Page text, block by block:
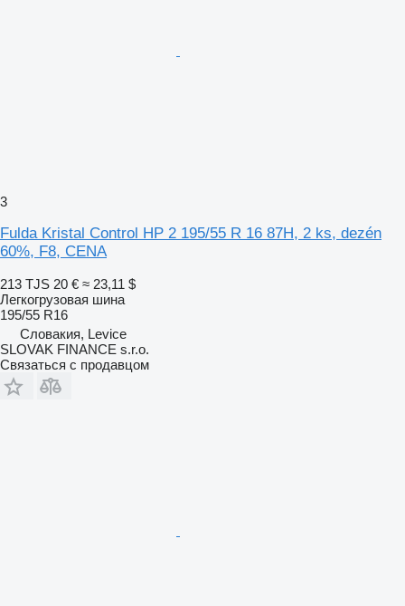
3
Fulda Kristal Control HP 2 195/55 R 16 87H, 2 ks, dezén
60%, F8, CENA
213 TJS 20 € ≈ 23,11 $
Легкогрузовая шина
195/55 R16
Словакия, Levice
SLOVAK FINANCE s.r.o.
Связаться с продавцом